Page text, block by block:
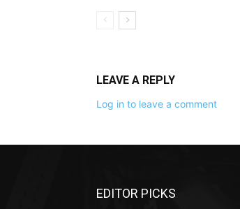
LEAVE A REPLY
Log in to leave a comment
EDITOR PICKS